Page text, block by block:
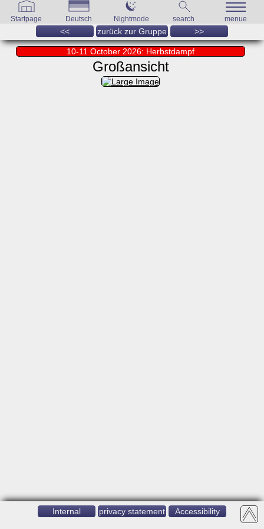
Startpage Deutsch Nightmode search menue
<< zurück zur Gruppe >>
10-11 October 2026: Herbstdampf
Großansicht
Internal privacy statement Accessibility